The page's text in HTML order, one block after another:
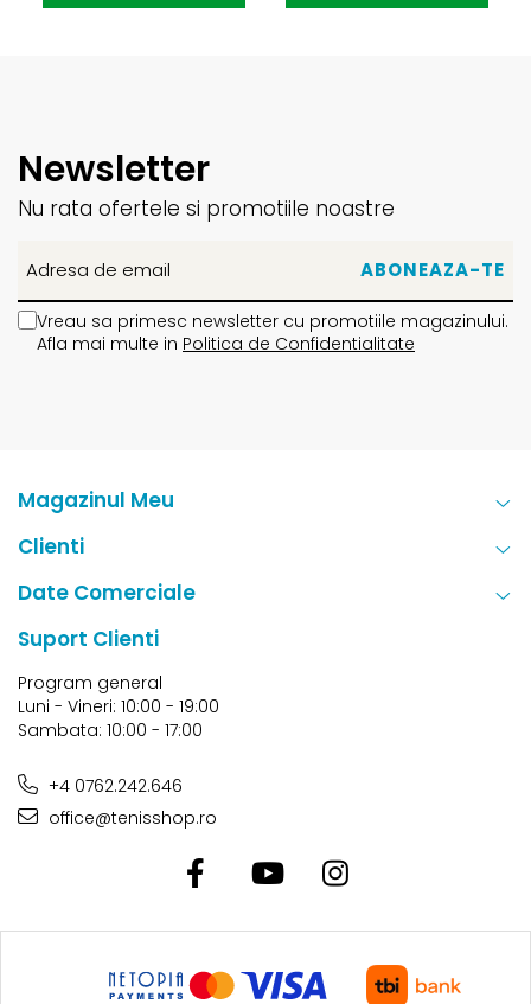
Newsletter
Nu rata ofertele si promotiile noastre
Vreau sa primesc newsletter cu promotiile magazinului.
Afla mai multe in Politica de Confidentialitate
Magazinul Meu
Clienti
Date Comerciale
Suport Clienti
Program general
Luni - Vineri: 10:00 - 19:00
Sambata: 10:00 - 17:00
+4 0762.242.646
office@tenisshop.ro